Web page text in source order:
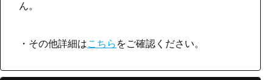
ん。
・その他詳細はこちら をご確認ください。